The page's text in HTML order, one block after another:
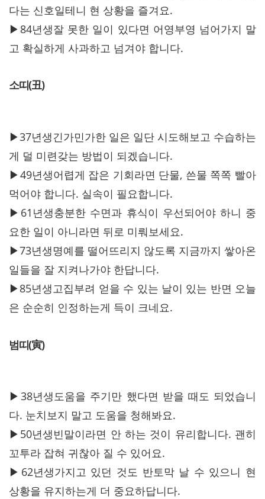
다는 신호일테니 현 상황을 즐겨요.
▶84년생잘 못한 일이 있다면 어영부영 넘어가지 말
고 확실하게 사과하고 넘겨야 합니다.
소띠(丑)
▶37년생긴가민가한 일은 일단 시도해보고 수습하는
게 덜 미련갖는 방법이 되겠습니다.
▶49년생어렵게 잡은 기회라면 단물, 쓴물 쪽쪽 빨아
먹어야 합니다. 실속이 필요합니다.
▶61년생충분한 수면과 휴식이 우선되어야 하니 중
요한 일이 아니라면 뒤로 미뤄보세요.
▶73년생명예를 떨어뜨리지 않도록 지금까지 쌓아온
일들을 잘 지켜나가야 한답니다.
▶85년생고집부려 얻을 수 있는 날이 있는 반면 오늘
은 순순히 인정하는게 득이 크네요.
범띠(寅)
▶38년생도움을 주기만 했다면 받을 때도 되었습니
다. 눈치보지 말고 도움을 청해봐요.
▶50년생빈말이라면 안 하는 것이 유리합니다. 괜히
꼬투라 잡혀 귀찮아 질 수 있어요.
▶62년생가지고 있던 것도 반토막 날 수 있으니 현
상황을 유지하는게 더 중요하답니다.